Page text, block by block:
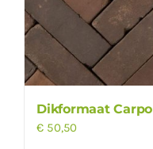
Dikformaat Carpo
€ 50,50